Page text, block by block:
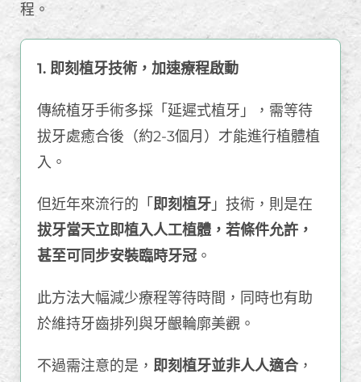
程。
1. 即刻植牙技術，加速療程啟動
傳統植牙手術多採「延遲式植牙」，需等待
拔牙處癒合後（約2-3個月）才能進行植體植
入。
但近年來流行的「 即刻植牙」技術，則是在
拔牙當天立即植入人工植體，若條件允許，
甚至可同步安裝臨時牙冠 。
此方法大幅減少療程等待時間，同時也有助
於維持牙齒排列與牙齦輪廓美觀。
不過需注意的是， 即刻植牙並非人人適合，